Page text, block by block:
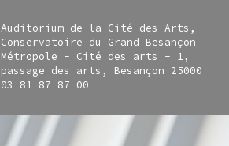
Auditorium de la Cité des Arts,
Conservatoire du Grand Besançon
Métropole - Cité des arts - 1,
passage des arts, Besançon 25000
03 81 87 87 00